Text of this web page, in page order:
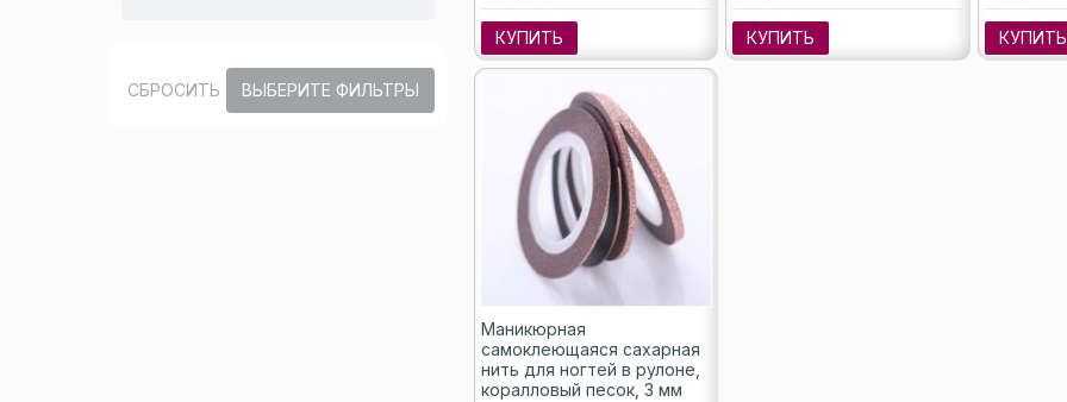
СБРОСИТЬ ВЫБЕРИТЕ ФИЛЬТРЫ
КУПИТЬ КУПИТЬ КУПИТЬ
Маникюрная
самоклеющаяся сахарная
нить для ногтей в рулоне,
коралловый песок, 3 мм